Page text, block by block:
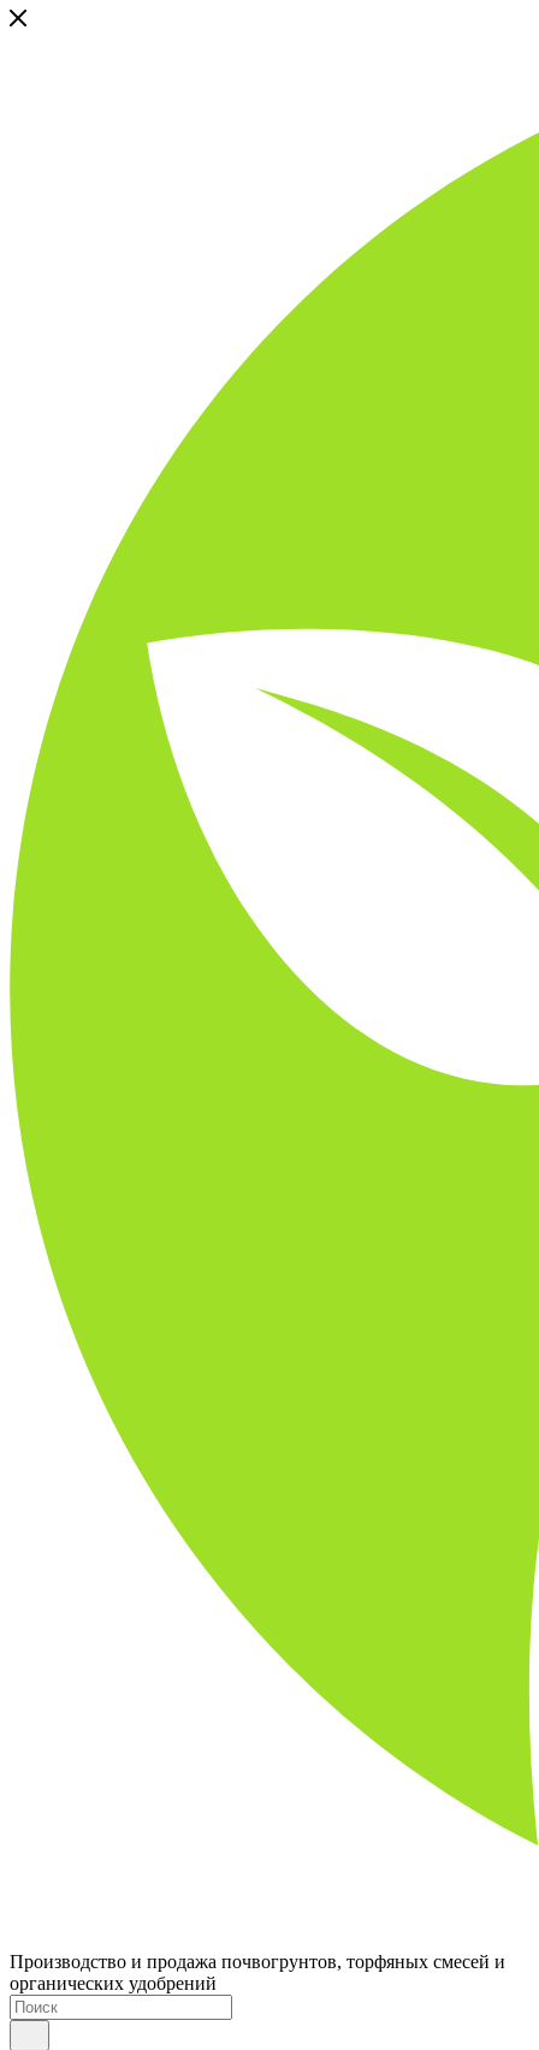
Производство и продажа почвогрунтов, торфяных смесей и
органических удобрений